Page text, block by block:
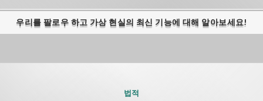
우리를 팔로우 하고 가상 현실의 최신 기능에 대해 알아보세요!
법적